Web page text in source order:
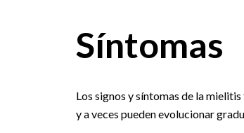
Síntomas
Los signos y síntomas de la
y a veces pueden evolucionar